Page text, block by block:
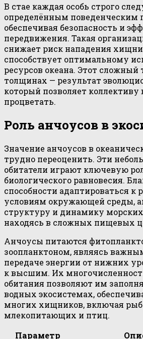
В стае каждая особь строго
определённым поведенческим
обеспечивая безопасность и
передвижения. Такая
снижает риск нападения
способствует оптимальному
ресурсов океана. Этот сложный
толщинах — результат
который позволяет
процветать.
Роль анчоусов в
Значение анчоусов в
трудно переоценить. Эти
обитатели играют ключевую
биологического равновесия.
способности адаптироваться к
условиям окружающей среды,
структуру и динамику
находясь в сложных пищевых
Анчоусы питаются
зоопланктоном, являясь
передаче энергии от нижних
к высшим. Их
обитания позволяют им
водных экосистемах,
многих хищников, включая
млекопитающих и птиц.
Параметр